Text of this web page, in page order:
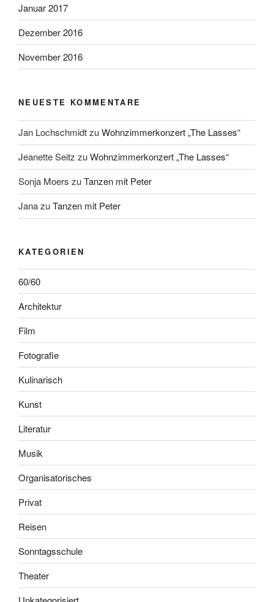
Januar 2017
Dezember 2016
November 2016
NEUESTE KOMMENTARE
Jan LochschmidtzuWohnzimmerkonzert „The Lasses“
Jeanette Seitz zuWohnzimmerkonzert „The Lasses“
Sonja Moers zuTanzen mit Peter
JanazuTanzen mit Peter
KATEGORIEN
60/60
Architektur
Film
Fotografie
Kulinarisch
Kunst
Literatur
Musik
Organisatorisches
Privat
Reisen
Sonntagsschule
Theater